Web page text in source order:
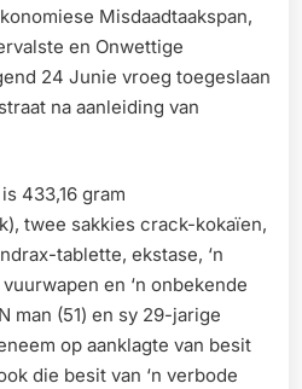
Misdaadtaakspan,
en Onwettige
24 Junie vroeg toegeslaan
na aanleiding van
433,16 gram
twee sakkies crack-kokaïen,
tablette, ekstase, ‘n
en ‘n onbekende
man (51) en sy 29-jarige
op aanklagte van besit
die besit van ‘n verbode